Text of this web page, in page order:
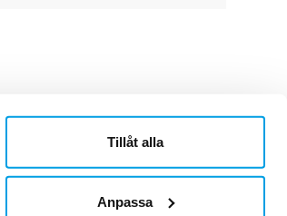
Tillåt alla
Anpassa
Om Sonepar
Historik
Kontaktblad
Ledningsgrupp